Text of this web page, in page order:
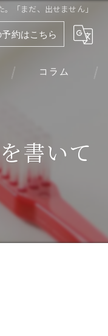
「まだ、出せません」
約はこちら
コラム
書いて